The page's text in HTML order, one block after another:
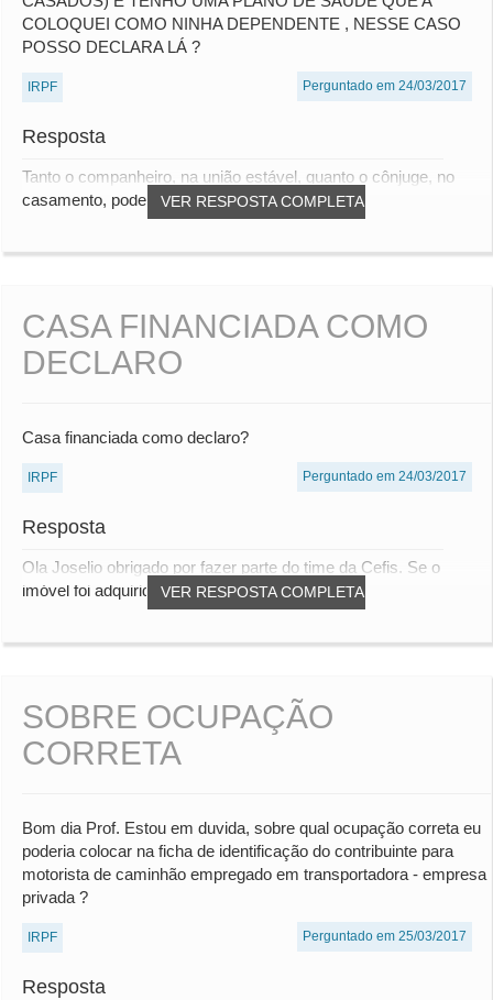
COLOQUEI COMO NINHA DEPENDENTE , NESSE CASO
POSSO DECLARA LÁ ?
IRPF Perguntado em 24/03/2017
Resposta
VER RESPOSTA COMPLETA
Tanto o companheiro, na união estável, quanto o cônjuge, no
casamento, podem ser incluídos como depe...
CASA FINANCIADA COMO
DECLARO
Casa financiada como declaro?
IRPF Perguntado em 24/03/2017
Resposta
VER RESPOSTA COMPLETA
Ola Joselio obrigado por fazer parte do time da Cefis. Se o
imóvel foi adquirido em 2016, deverá ser...
SOBRE OCUPAÇÃO
CORRETA
Bom dia Prof. Estou em duvida, sobre qual ocupação correta eu
poderia colocar na ficha de identificação do contribuinte para
motorista de caminhão empregado em transportadora - empresa
privada ?
IRPF Perguntado em 25/03/2017
Resposta